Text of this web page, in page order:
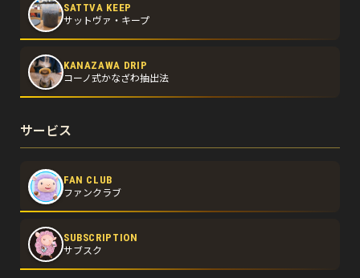
SATTVA KEEP
サットヴァ・キープ
KANAZAWA DRIP
コーノ式かなざわ抽出法
サービス
FAN CLUB
ファンクラブ
SUBSCRIPTION
サブスク